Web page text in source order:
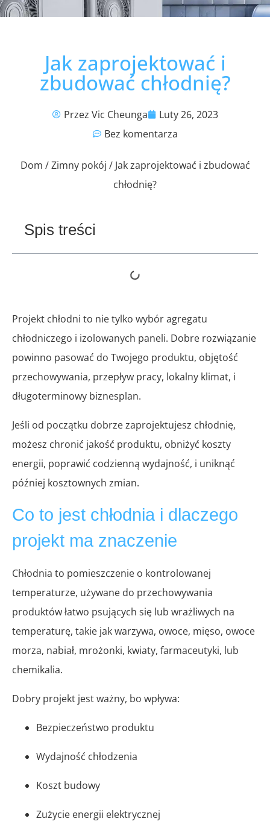
Jak zaprojektować i
zbudować chłodnię?
Przez Vic Cheunga
Luty 26, 2023
Bez komentarza
Dom /Zimny ​​pokój / Jak zaprojektować i zbudować
chłodnię?
Spis treści
Projekt chłodni to nie tylko wybór agregatu
chłodniczego i izolowanych paneli. Dobre rozwiązanie
powinno pasować do Twojego produktu, objętość
przechowywania, przepływ pracy, lokalny klimat, i
długoterminowy biznesplan.
Jeśli od początku dobrze zaprojektujesz chłodnię,
możesz chronić jakość produktu, obniżyć koszty
energii, poprawić codzienną wydajność, i uniknąć
później kosztownych zmian.
Co to jest chłodnia i dlaczego
projekt ma znaczenie
Chłodnia to pomieszczenie o kontrolowanej
temperaturze, używane do przechowywania
produktów łatwo psujących się lub wrażliwych na
temperaturę, takie jak warzywa, owoce, mięso, owoce
morza, nabiał, mrożonki, kwiaty, farmaceutyki, lub
chemikalia.
Dobry projekt jest ważny, bo wpływa:
Bezpieczeństwo produktu
Wydajność chłodzenia
Koszt budowy
Zużycie energii elektrycznej